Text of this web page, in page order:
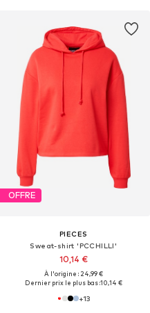
OFFRE
PIECES
Sweat-shirt 'PCCHILLI'
10,14 €
À l'origine : 24,99 €
Dernier prix le plus bas :10,14 €
+13